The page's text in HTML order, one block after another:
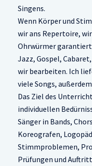
Singens.
Wenn Körper und
wir ans Repertoire,
Ohrwürmer
Jazz, Gospel,
wir bearbeiten. Ich
viele Songs,
Das Ziel des
individuellen
Sänger in Bands,
Koreografen,
Stimmproblemen,
Prüfungen und